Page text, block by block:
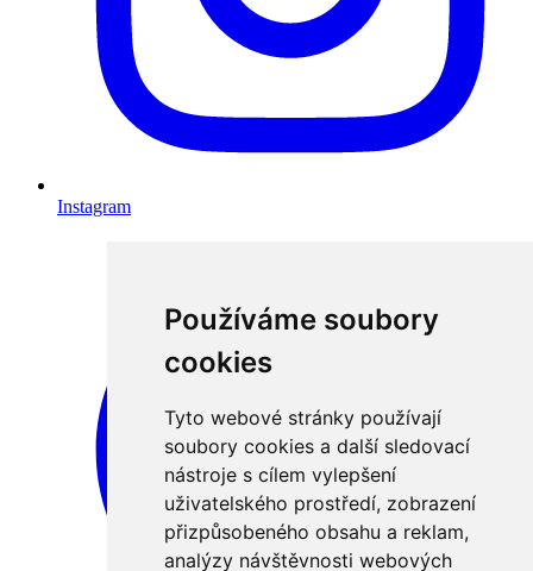
Používáme soubory
cookies
Tyto webové stránky používají
soubory cookies a další sledovací
nástroje s cílem vylepšení
uživatelského prostředí, zobrazení
přizpůsobeného obsahu a reklam,
analýzy návštěvnosti webových
Instagram